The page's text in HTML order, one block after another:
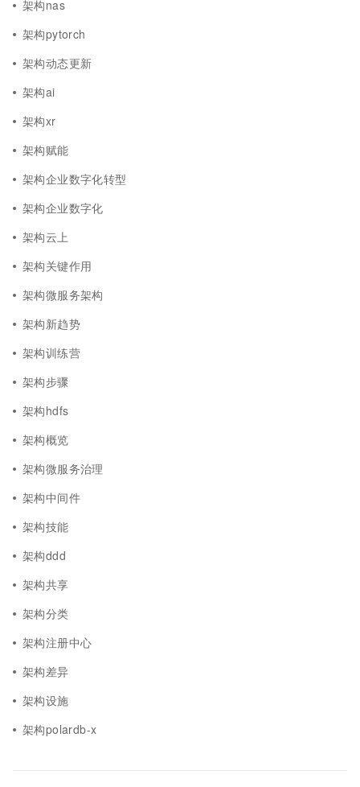
架构nas
架构pytorch
架构动态更新
架构ai
架构xr
架构赋能
架构企业数字化转型
架构企业数字化
架构云上
架构关键作用
架构微服务架构
架构新趋势
架构训练营
架构步骤
架构hdfs
架构概览
架构微服务治理
架构中间件
架构技能
架构ddd
架构共享
架构分类
架构注册中心
架构差异
架构设施
架构polardb-x